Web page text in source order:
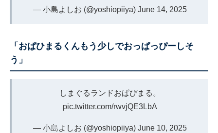
— 小島よしお (@yoshiopiiya) June 14, 2025
「おぱひまるくんもう少しでおっぱっぴーしそ
う」
しまぐるランドおぱぴまる。
pic.twitter.com/rwvjQE3LbA
— 小島よしお (@yoshiopiiya) June 10, 2025